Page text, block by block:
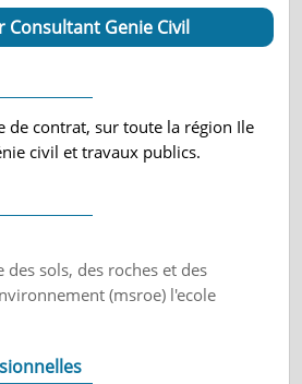
Consultant Genie Civil
de contrat, sur toute la région Ile
civil et travaux publics.
sols, des roches et des
(msroe) l'ecole